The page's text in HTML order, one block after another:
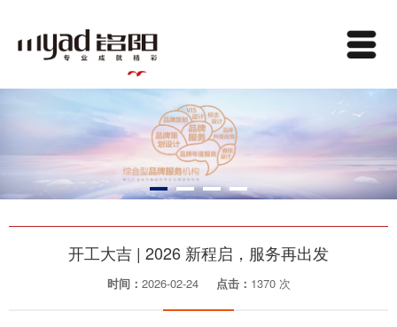
开工大吉 | 2026 新程启，服务再出发
时间： 2026-02-24 点击： 1370 次